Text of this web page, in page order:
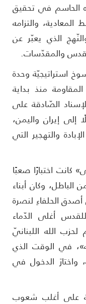
في تحقيق
والتزامه
الذي يعبّر عن
والمقدّسات.
وحدة
منذ بداية
الصّادقة على
إيران واليمن،
والتهجير التي
اختبارًا صعبًا
وكان أبناء
الحلفاءِ لنصرة
أغلى الدّماء
الله اللبنانيّ
الوقت الذي
الدخول في
أغلب شعوب